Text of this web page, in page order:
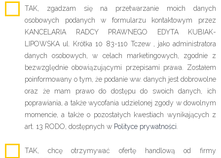
TAK, zgadzam się na przetwarzanie moich danych
osobowych podanych w formularzu kontaktowym przez
KANCELARIA RADCY PRAWNEGO EDYTA KUBIAK-
LIPOWSKA ul. Krótka 10 83-110 Tczew , jako administratora
danych osobowych, w celach marketingowych, zgodnie z
bezwzględnie obowiązującymi przepisami prawa. Zostałem
poinformowany o tym, że podanie ww. danych jest dobrowolne
oraz że mam prawo do dostępu do swoich danych, ich
poprawiania, a także wycofania udzielonej zgody w dowolnym
momencie, a także o pozostałych kwestiach wynikających z
art. 13 RODO, dostępnych w Polityce prywatności
TAK, chcę otrzymywać ofertę handlową od firmy